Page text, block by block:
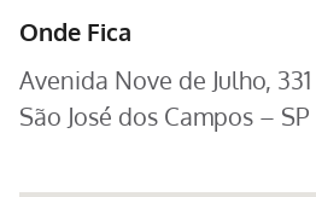
Onde Fica
Avenida Nove de Julho,
São José dos Campos – SP